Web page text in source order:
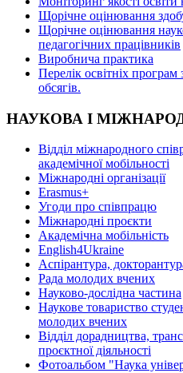
Щорічне оцінювання
Щорічне оцінювання
педагогічних працівників
Виробнича практика
Перелік освітніх
oбсягів.
НАУКОВА І
Відділ міжнародного
академічної мобільності
Міжнародні організації
Erasmus+
Угоди про співпрацю
Міжнародні проєкти
Академічна мобільність
English4Ukraine
Аспірантура,
Рада молодих вчених
Науково-дослідна частина
Наукове товариство
молодих вчених
Відділ дорадництва,
проєктної діяльності
Фотоальбом "Наука